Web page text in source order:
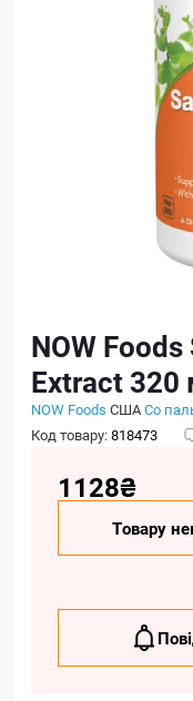
NOW
Extract 320
NOW Foods СШАСо
Код товару:818473
1128₴
Товару